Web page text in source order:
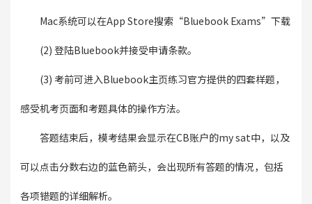
Mac系统可以在App Store搜索“Bluebook Exams”下载
(2) 登陆Bluebook并接受申请条款。
(3) 考前可进入Bluebook主页练习官方提供的四套样题，
感受机考页面和考题具体的操作方法。
答题结束后，模考结果会显示在CB账户的my sat中，以及
可以点击分数右边的蓝色箭头，会出现所有答题的情况，包括
各项错题的详细解析。